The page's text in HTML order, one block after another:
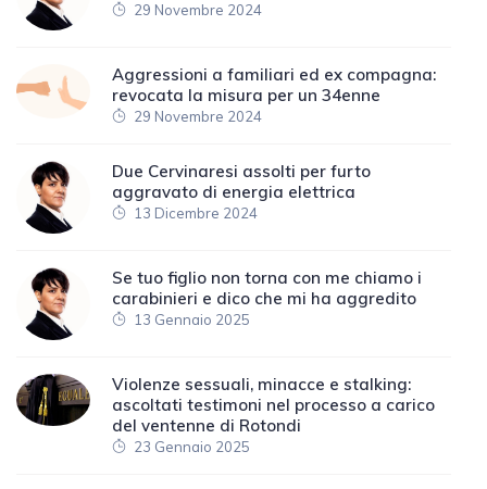
29 Novembre 2024
Aggressioni a familiari ed ex compagna:
revocata la misura per un 34enne
29 Novembre 2024
Due Cervinaresi assolti per furto
aggravato di energia elettrica
13 Dicembre 2024
Se tuo figlio non torna con me chiamo i
carabinieri e dico che mi ha aggredito
13 Gennaio 2025
Violenze sessuali, minacce e stalking:
ascoltati testimoni nel processo a carico
del ventenne di Rotondi
23 Gennaio 2025